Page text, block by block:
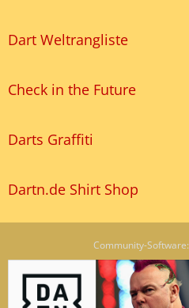
Dart Weltrangliste
Check in the Future
Darts Graffiti
Dartn.de Shirt Shop
Community-Software: